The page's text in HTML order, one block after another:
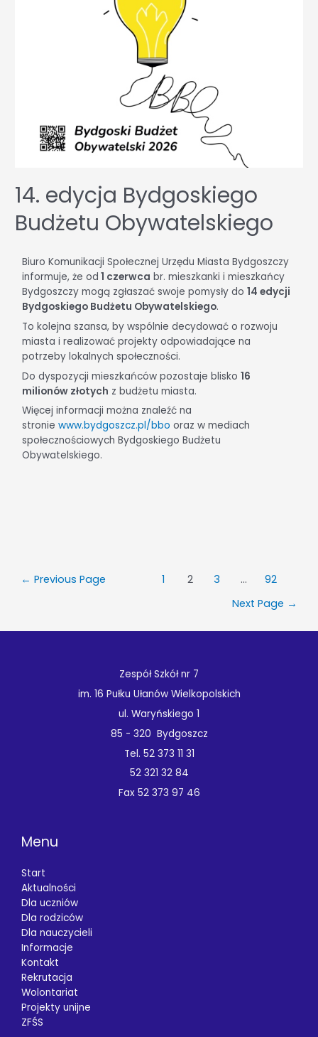
14. edycja Bydgoskiego
Budżetu Obywatelskiego
Biuro Komunikacji Społecznej Urzędu Miasta Bydgoszczy
informuje, że od 1 czerwca br. mieszkanki i mieszkańcy
Bydgoszczy mogą zgłaszać swoje pomysły do14 edycji
Bydgoskiego Budżetu Obywatelskiego.
To kolejna szansa, by wspólnie decydować o rozwoju
miasta i realizować projekty odpowiadające na
potrzeby lokalnych społeczności.
Do dyspozycji mieszkańców pozostaje blisko16
milionów złotych z budżetu miasta.
Więcej informacji można znaleźć na
stroniewww.bydgoszcz.pl/bbo oraz w mediach
społecznościowych Bydgoskiego Budżetu
Obywatelskiego.
← Previous Page 1 2 3 …
92
Next Page →
Zespół Szkół nr 7
im. 16 Pułku Ułanów Wielkopolskich
ul. Waryńskiego 1
85 - 320 Bydgoszcz
Tel. 52 373 11 31
52 321 32 84
Fax 52 373 97 46
Menu
Start
Aktualności
Dla uczniów
Dla rodziców
Dla nauczycieli
Informacje
Kontakt
Rekrutacja
Wolontariat
Projekty unijne
ZFŚS